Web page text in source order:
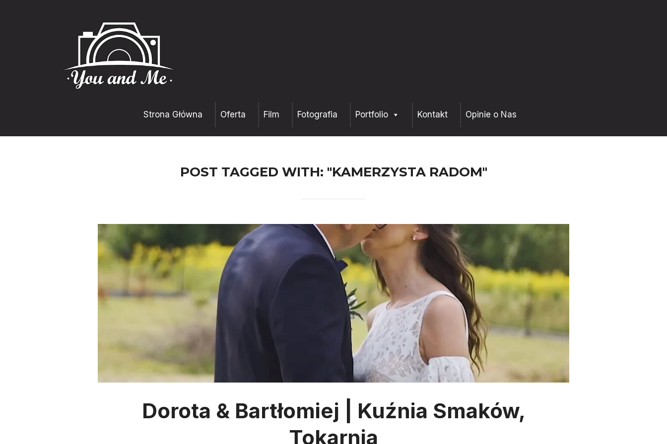
Strona Główna Oferta Film Fotografia Portfolio Kontakt Opinie o Nas
POST TAGGED WITH: "KAMERZYSTA RADOM"
Dorota & Bartłomiej | Kuźnia Smaków,
Tokarnia